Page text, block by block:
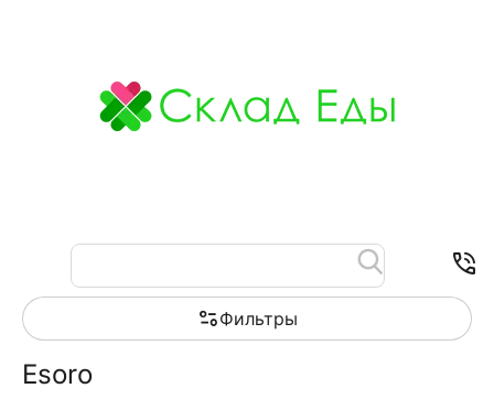
Фильтры
Esoro